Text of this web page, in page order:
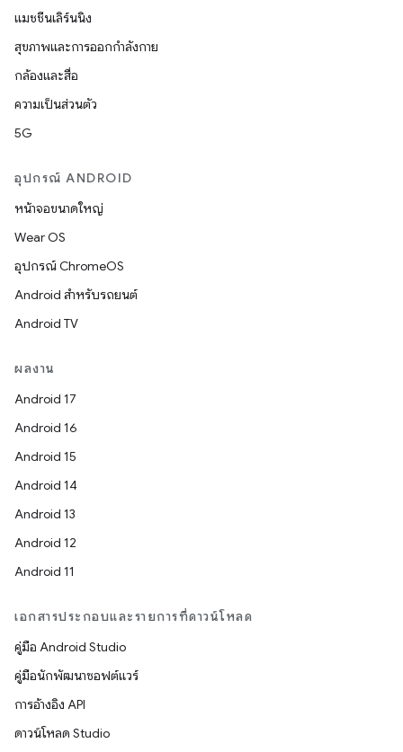
แมชชีนเลิร์นนิง
สุขภาพและการออกกำลังกาย
กล้องและสื่อ
ความเป็นส่วนตัว
5G
อุปกรณ์ ANDROID
หน้าจอขนาดใหญ่
Wear OS
อุปกรณ์ ChromeOS
Android สำหรับรถยนต์
Android TV
ผลงาน
Android 17
Android 16
Android 15
Android 14
Android 13
Android 12
Android 11
เอกสารประกอบและรายการที่ดาวน์โหลด
คู่มือ Android Studio
คู่มือนักพัฒนาซอฟต์แวร์
การอ้างอิง API
ดาวน์โหลด Studio